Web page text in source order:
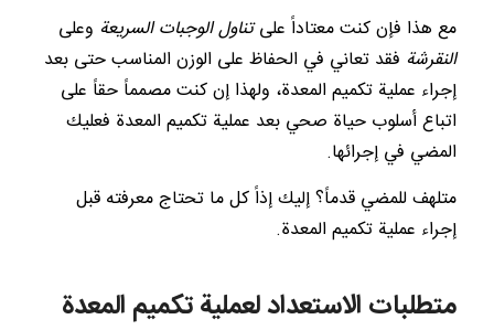
مع هذا فإن كنت معتاداً علىتناول الوجبات السريعة وعلى
النقرشة فقد تعاني في الحفاظ على الوزن المناسب حتى بعد
إجراء عملية تكميم المعدة، ولهذا إن كنت مصمماً حقاً على
اتباع أسلوب حياة صحي بعد عملية تكميم المعدة فعليك
المضي في إجرائها.
متلهف للمضي قدماً؟ إليك إذاً كل ما تحتاج معرفته قبل
إجراء عملية تكميم المعدة.
متطلبات الاستعداد لعملية تكميم المعدة